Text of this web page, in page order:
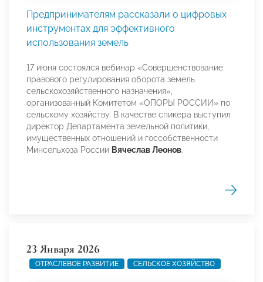
Предпринимателям рассказали о цифровых
инструментах для эффективного
использования земель
17 июня состоялся вебинар «Совершенствование
правового регулирования оборота земель
сельскохозяйственного назначения»,
организованный Комитетом «ОПОРЫ РОССИИ» по
сельскому хозяйству. В качестве спикера выступил
директор Департамента земельной политики,
имущественных отношений и госсобственности
Минсельхоза России Вячеслав Леонов.
23 Января 2026
ОТРАСЛЕВОЕ РАЗВИТИЕ СЕЛЬСКОЕ ХОЗЯЙСТВО